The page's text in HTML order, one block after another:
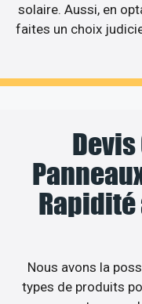
solaire. Aussi, en
faites un choix
Rapidité
Nous avons la
types de produits